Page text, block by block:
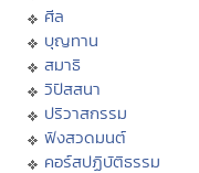
ศีล
บุญทาน
สมาธิ
วิปัสสนา
ปริวาสกรรม
ฟังสวดมนต์
คอร์สปฏิบัติธรรม